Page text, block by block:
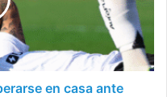
en casa ante